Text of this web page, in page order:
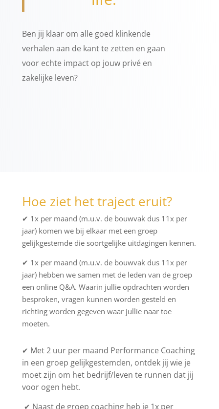
Ben jij klaar om alle goed klinkende
verhalen aan de kant te zetten en gaan
voor echte impact op jouw privé en
zakelijke leven?
Hoe ziet het traject eruit?
✔ 1x per maand (m.u.v. de bouwvak dus 11x per
jaar) komen we bij elkaar met een groep
gelijkgestemdedie soortgelijke uitdagingen kennen.
✔ 1x per maand (m.u.v. de bouwvak dus 11x per
jaar) hebben we samen met de leden van de groep
een online Q&A. Waarin jullie opdrachten worden
besproken, vragen kunnen worden gesteld en
richting worden gegeven waar jullie naar toe
moeten.
✔ Met 2 uur per maand Performance Coaching
in een groep gelijkgestemden, ontdek jij wie je
moet zijn om het bedrijf/leven te runnen dat jij
voor ogen hebt.
✔ Naast de groep coachingheb je 1x per